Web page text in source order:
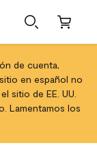
de cuenta,
en español no
sitio de EE. UU.
Lamentamos los